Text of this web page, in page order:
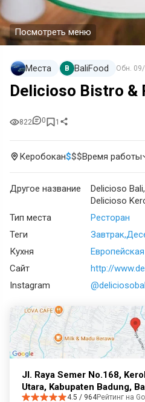
Посмотреть меню
Места B BaliFood Обн.
Delicioso Bistro &
822 0 1
Керобокан$$$Время работы
Другое название
Delicioso
Delicioso
Тип места
Ресторан
Теги
Завтрак
Кухня
Европейская
Сайт
http://
Instagram
Jl. Raya Semer No.168,
Utara, Kabupaten Badung,
4.5 / 964Рейтинг на